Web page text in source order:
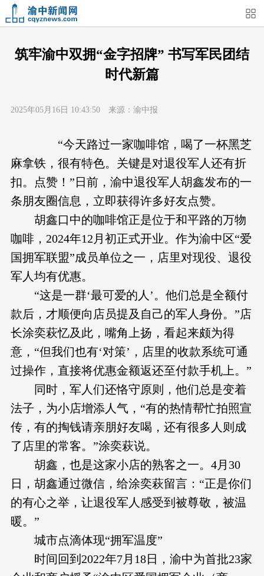
首页 媒体关注 今日头条 热点新闻
购在渝中 娱在渝中 美图集
形象片 短视频 荟睛彩 直播回看
筑牢渝中双拥“金字招牌” 书写军民团结
时代新篇
2025年05月16日 10:43:50 来源：渝中报
“今天路过一家咖啡馆，喝了一杯黑芝
麻拿铁，很有特色。关键是对退役军人还有折
扣。点赞！”日前，渝中退役军人胡鑫发布的一
条朋友圈信息，立即获得许多好友点赞。
胡鑫口中的咖啡馆正是位于和平路的万物
咖啡，2024年12月初正式开业。作为渝中区“爱
国拥军联盟”成员单位之一，店里对现役、退役
军人均有优惠。
“这是一群‘最可爱的人’。他们总是全额付
款后，才顺便向店员提及自己的军人身份。”店
长涂奕萩忆及此，嘴角上扬，看起来颇为得
意，“但我们也有‘对策’，店里的收款系统可通
过操作，直接将优惠金额返还至付款手机上。”
同时，军人们还恪守原则，他们总是变着
法子，为小店增添人气，“有的热情帮忙拍照宣
传，有的掏钱请亲朋好友喝，还有很多人则成
了店里的常客。”涂奕萩说。
胡鑫，也是这家小店的熟客之一。4月30
日，胡鑫通过微信，给涂奕萩留言：“正是你们
的有心之举，让退役军人感受到被尊敬，被温
暖。”
城市点滴体现“拥军温度”
时间回到2022年7月18日，渝中为首批23家